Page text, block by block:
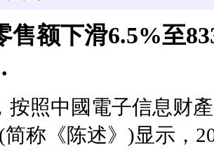
售额下滑6.5%至
按照中國電子信息财
称《陈述》)显示，